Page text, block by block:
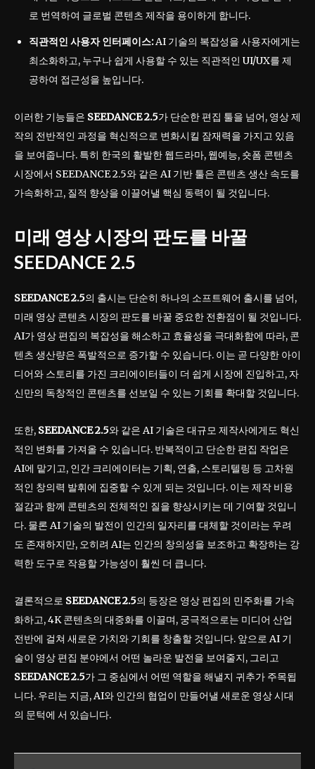
로 번역하여 글로벌 콘텐츠 제작을 용이하게 합니다.
직관적인 사용자 인터페이스:AI 기술의 복잡성을 사용자에게는
최소화하고, 누구나 쉽게 사용할 수 있는 직관적인 UI/UX를 제
공하여 접근성을 높입니다.
이러한 기능들은 SEEDANCE 2.5가 단순한 편집 툴을 넘어, 영상 제
작의 전반적인 과정을 혁신적으로 변화시킬 잠재력을 가지고 있음
을 보여줍니다. 특히 한국의 활발한 웹드라마, 웹예능, 숏폼 콘텐츠
시장에서 SEEDANCE 2.5와 같은 AI 기반 툴은 콘텐츠 생산 속도를
가속화하고, 질적 향상을 이끌어낼 핵심 동력이 될 것입니다.
미래 영상 시장의 판도를 바꿀
SEEDANCE 2.5
SEEDANCE 2.5의 출시는 단순히 하나의 소프트웨어 출시를 넘어,
미래 영상 콘텐츠 시장의 판도를 바꿀 중요한 전환점이 될 것입니다.
AI가 영상 편집의 복잡성을 해소하고 효율성을 극대화함에 따라, 콘
텐츠 생산량은 폭발적으로 증가할 수 있습니다. 이는 곧 다양한 아이
디어와 스토리를 가진 크리에이터들이 더 쉽게 시장에 진입하고, 자
신만의 독창적인 콘텐츠를 선보일 수 있는 기회를 확대할 것입니다.
또한, SEEDANCE 2.5와 같은 AI 기술은 대규모 제작사에게도 혁신
적인 변화를 가져올 수 있습니다. 반복적이고 단순한 편집 작업은
AI에 맡기고, 인간 크리에이터는 기획, 연출, 스토리텔링 등 고차원
적인 창의력 발휘에 집중할 수 있게 되는 것입니다. 이는 제작 비용
절감과 함께 콘텐츠의 전체적인 질을 향상시키는 데 기여할 것입니
다. 물론 AI 기술의 발전이 인간의 일자리를 대체할 것이라는 우려
도 존재하지만, 오히려 AI는 인간의 창의성을 보조하고 확장하는 강
력한 도구로 작용할 가능성이 훨씬 더 큽니다.
결론적으로 SEEDANCE 2.5의 등장은 영상 편집의 민주화를 가속
화하고, 4K 콘텐츠의 대중화를 이끌며, 궁극적으로는 미디어 산업
전반에 걸쳐 새로운 가치와 기회를 창출할 것입니다. 앞으로 AI 기
술이 영상 편집 분야에서 어떤 놀라운 발전을 보여줄지, 그리고
SEEDANCE 2.5가 그 중심에서 어떤 역할을 해낼지 귀추가 주목됩
니다. 우리는 지금, AI와 인간의 협업이 만들어낼 새로운 영상 시대
의 문턱에 서 있습니다.